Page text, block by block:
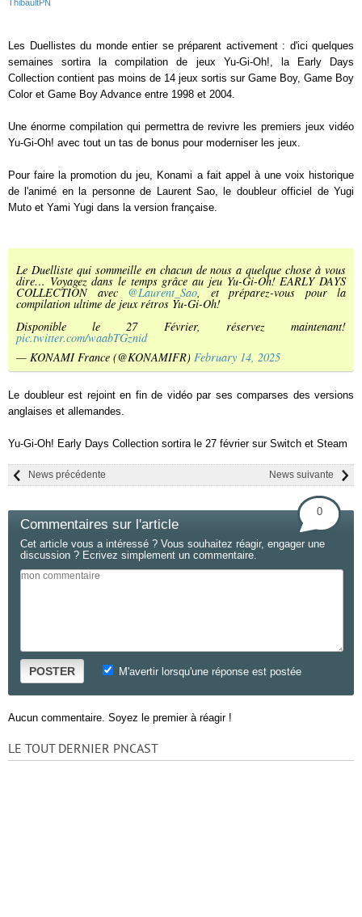
ThibaultPN
Les Duellistes du monde entier se préparent activement : d'ici quelques
semaines sortira la compilation de jeux Yu-Gi-Oh!, la Early Days
Collection contient pas moins de 14 jeux sortis sur Game Boy, Game Boy
Color et Game Boy Advance entre 1998 et 2004.
Une énorme compilation qui permettra de revivre les premiers jeux vidéo
Yu-Gi-Oh! avec tout un tas de bonus pour moderniser les jeux.
Pour faire la promotion du jeu, Konami a fait appel à une voix historique
de l'animé en la personne de Laurent Sao, le doubleur officiel de Yugi
Muto et Yami Yugi dans la version française.
Le Duelliste qui sommeille en chacun de nous a quelque chose à vous
dire… Voyagez dans le temps grâce au jeu Yu-Gi-Oh! EARLY DAYS
COLLECTION avec @Laurent_Sao, et préparez-vous pour la
compilation ultime de jeux rétros Yu-Gi-Oh!
Disponible le 27 Février, réservez maintenant!
pic.twitter.com/waabTGznid
— KONAMI France (@KONAMIFR) February 14, 2025
Le doubleur est rejoint en fin de vidéo par ses comparses des versions
anglaises et allemandes.
Yu-Gi-Oh! Early Days Collection sortira le 27 février sur Switch et Steam
News suivante
News précédente
Commentaires sur l'article
0
Cet article vous a intéressé ? Vous souhaitez réagir, engager une
discussion ? Ecrivez simplement un commentaire.
POSTER M'avertir lorsqu'une réponse est postée
Aucun commentaire. Soyez le premier à réagir !
LE TOUT DERNIER PNCAST